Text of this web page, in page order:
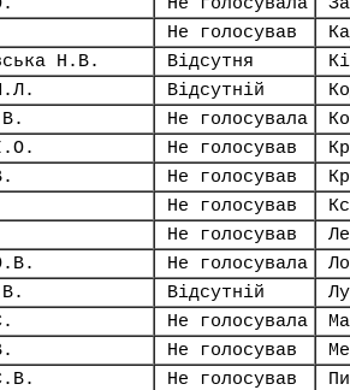
Не голосував
Н.В.
Відсутня
Відсутній
Не голосувала
Не голосував
Не голосував
Не голосував
Не голосував
Не голосувала
Відсутній
Не голосувала
Не голосував
Не голосував